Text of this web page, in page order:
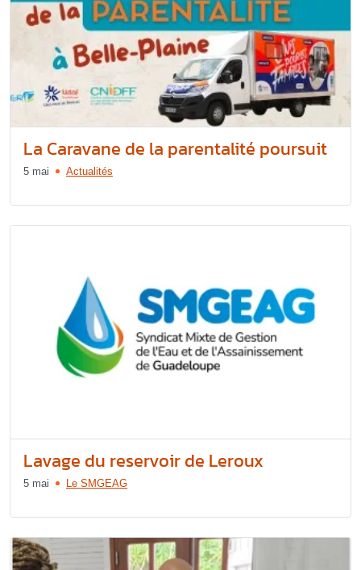
La Caravane de la parentalité poursuit
5 mai Actualités
Lavage du reservoir de Leroux
5 mai Le SMGEAG